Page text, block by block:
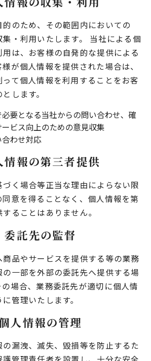
のため、その範囲内においての
・利用いたします。 当社による個
は、お客様の自発的な提供による
が個人情報を提供された場合は、
て個人情報を利用することをお客
します。
要となる当社からの問い合わせ、確
ビス向上のための意見収集
わせ対応
情報の第三者提供
く場合等正当な理由によらない限
同意を得ることなく、個人情報を第
ることはありません。
委託先の監督
品やサービスを提供する等の業務
一部を外部の委託先へ提供する場
場合、業務委託先が適切に個人情
管理いたします。
人情報の管理
漏洩、滅失、毀損等を防止するた